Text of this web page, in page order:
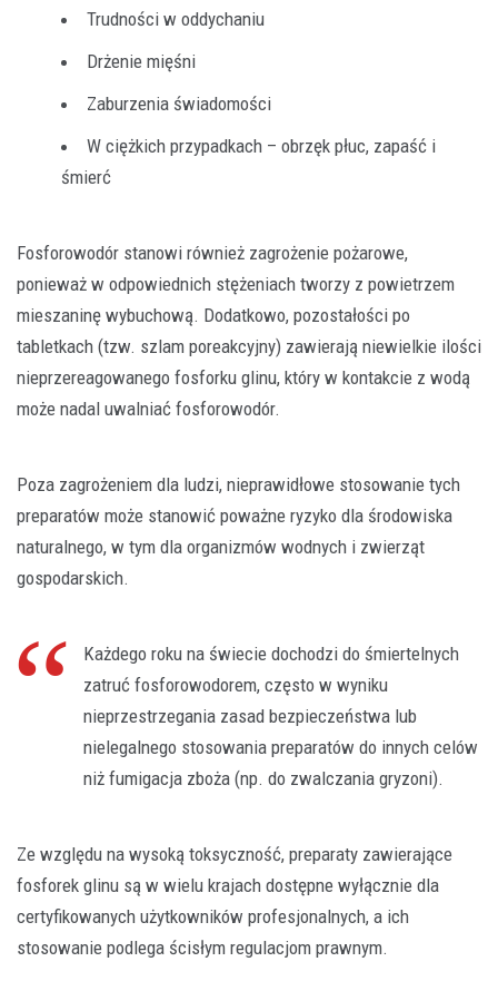
Trudności w oddychaniu
Drżenie mięśni
Zaburzenia świadomości
W ciężkich przypadkach – obrzęk płuc, zapaść i
śmierć
Fosforowodór stanowi również zagrożenie pożarowe,
ponieważ w odpowiednich stężeniach tworzy z powietrzem
mieszaninę wybuchową. Dodatkowo, pozostałości po
tabletkach (tzw. szlam poreakcyjny) zawierają niewielkie ilości
nieprzereagowanego fosforku glinu, który w kontakcie z wodą
może nadal uwalniać fosforowodór.
Poza zagrożeniem dla ludzi, nieprawidłowe stosowanie tych
preparatów może stanowić poważne ryzyko dla środowiska
naturalnego, w tym dla organizmów wodnych i zwierząt
gospodarskich.
Każdego roku na świecie dochodzi do śmiertelnych
zatruć fosforowodorem, często w wyniku
nieprzestrzegania zasad bezpieczeństwa lub
nielegalnego stosowania preparatów do innych celów
niż fumigacja zboża (np. do zwalczania gryzoni).
Ze względu na wysoką toksyczność, preparaty zawierające
fosforek glinu są w wielu krajach dostępne wyłącznie dla
certyfikowanych użytkowników profesjonalnych, a ich
stosowanie podlega ścisłym regulacjom prawnym.